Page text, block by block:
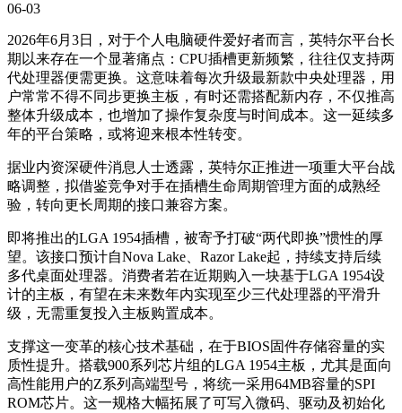
06-03
2026年6月3日，对于个人电脑硬件爱好者而言，英特尔平台长
期以来存在一个显著痛点：CPU插槽更新频繁，往往仅支持两
代处理器便需更换。这意味着每次升级最新款中央处理器，用
户常常不得不同步更换主板，有时还需搭配新内存，不仅推高
整体升级成本，也增加了操作复杂度与时间成本。这一延续多
年的平台策略，或将迎来根本性转变。
据业内资深硬件消息人士透露，英特尔正推进一项重大平台战
略调整，拟借鉴竞争对手在插槽生命周期管理方面的成熟经
验，转向更长周期的接口兼容方案。
即将推出的LGA 1954插槽，被寄予打破“两代即换”惯性的厚
望。该接口预计自Nova Lake、Razor Lake起，持续支持后续
多代桌面处理器。消费者若在近期购入一块基于LGA 1954设
计的主板，有望在未来数年内实现至少三代处理器的平滑升
级，无需重复投入主板购置成本。
支撑这一变革的核心技术基础，在于BIOS固件存储容量的实
质性提升。搭载900系列芯片组的LGA 1954主板，尤其是面向
高性能用户的Z系列高端型号，将统一采用64MB容量的SPI
ROM芯片。这一规格大幅拓展了可写入微码、驱动及初始化